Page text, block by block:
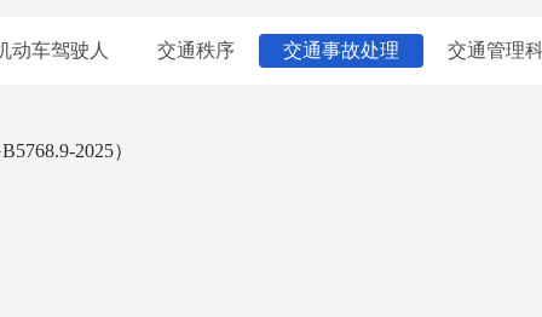
动车驾驶人 交通秩序 交通事故处理 交通管理
2025）